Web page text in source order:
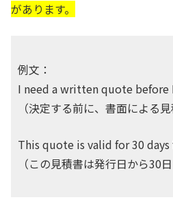
があります。
例文：
I need a written quote before
（決定する前に、書面による
This quote is valid for 30
（この見積書は発行日から30